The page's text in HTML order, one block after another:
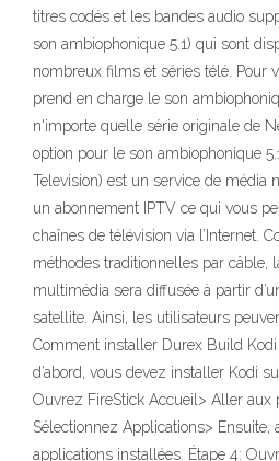
titres codés et les bandes audio
son ambiophonique 5.1) qui sont
nombreux films et séries télé. Pour
prend en charge le son
n'importe quelle série originale de
option pour le son ambiophonique
Television) est un service de média
un abonnement IPTV ce qui vous
chaînes de télévision via l’Internet.
méthodes traditionnelles par câble,
multimédia sera diffusée à partir
satellite. Ainsi, les utilisateurs
Comment installer Durex Build Kodi
d’abord, vous devez installer Kodi
Ouvrez FireStick Accueil> Aller aux
Sélectionnez Applications> Ensuite,
applications installées. Étape 4: